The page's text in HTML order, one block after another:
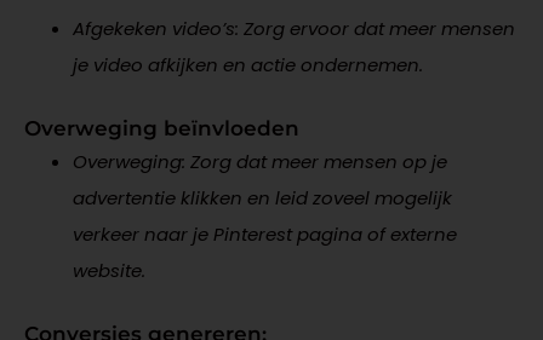
Afgekeken video’s: Zorg ervoor dat meer mensen
je video afkijken en actie ondernemen.
Overweging beïnvloeden
Overweging: Zorg dat meer mensen op je
advertentie klikken en leid zoveel mogelijk
verkeer naar je Pinterest pagina of externe
website.
Conversies genereren: